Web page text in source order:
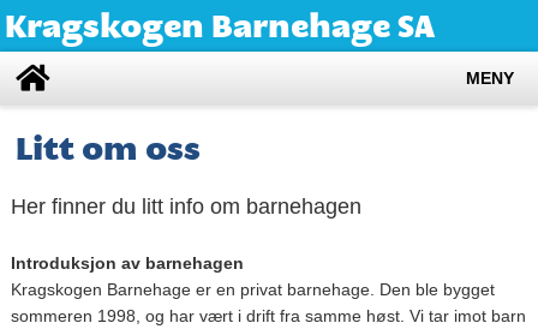
Kragskogen Barnehage SA
MENY
Litt om oss
Her finner du litt info om barnehagen
Introduksjon av barnehagen
Kragskogen Barnehage er en privat barnehage. Den ble bygget
sommeren 1998, og har vært i drift fra samme høst. Vi tar imot barn